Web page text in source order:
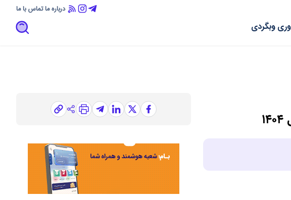
درباره ماتماس با ما
وبگردی